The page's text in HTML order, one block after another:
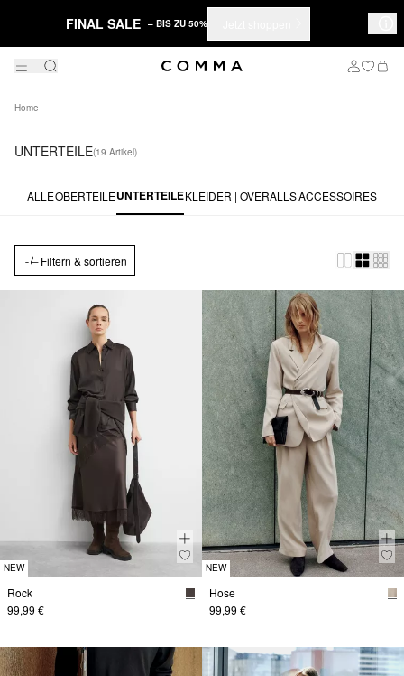
FINAL SALE – BIS ZU 50%
Home
UNTERTEILE(19 Artikel)
ALLEOBERTEILEUNTERTEILEKLEIDER | OVERALLSACCESSOIRES
Filtern & sortieren
NEW
Rock
99,99 €
NEW
Hose
99,99 €